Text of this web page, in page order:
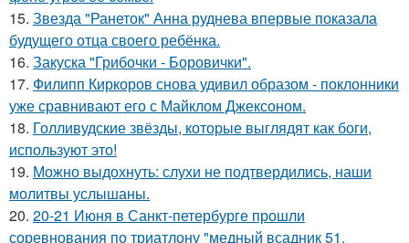
15. Звезда "Ранеток" Анна руднева впервые показала
будущего отца своего ребёнка.
16. Закуска "Грибочки - Боровички".
17. Филипп Киркоров снова удивил образом - поклонники
уже сравнивают его с Майклом Джексоном.
18. Голливудские звёзды, которые выглядят как боги,
используют это!
19. Можно выдохнуть: слухи не подтвердились, наши
молитвы услышаны.
20. 20-21 Июня в Санкт-петербурге прошли
соревнования по триатлону "медный всадник 51.